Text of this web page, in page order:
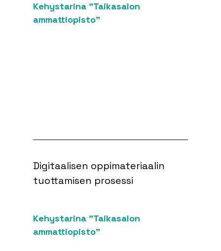
Kehystarina "Taikasalon
ammattiopisto"
Digitaalisen oppimateriaalin
tuottamisen prosessi
Kehystarina "Taikasalon
ammattiopisto"